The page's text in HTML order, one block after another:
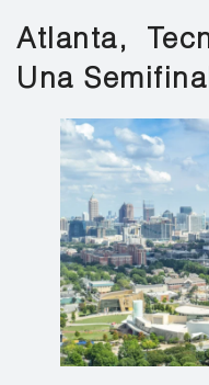
Atlanta,
Una